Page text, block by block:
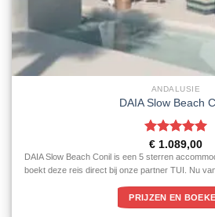
ANDALUSIE
DAIA Slow Beach
Gewaardeerd
5uit 5
€ 1.089,00
DAIA Slow Beach Conil is een 5 sterren
boekt deze reis direct bij onze partner TUI. Nu
PRIJZEN EN